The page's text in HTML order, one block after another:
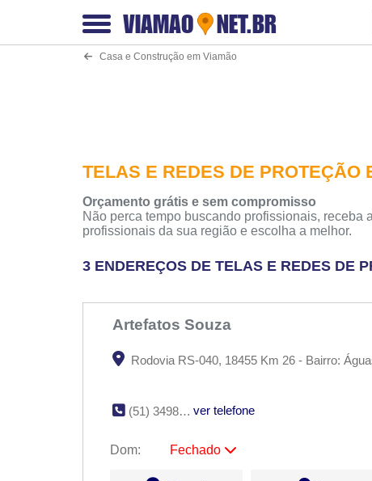
VIAMAO NET.BR
Casa e Construção em Viamão
TELAS E REDES DE PROTEÇÃO
Orçamento grátis e sem compromisso
Não perca tempo buscando profissionais, receba
profissionais da sua região e escolha a melhor.
3 ENDEREÇOS DE TELAS E REDES DE
Artefatos Souza
Rodovia RS-040, 18455 Km 26 - Bairro:
(51) 3498-2507 ver telefone
Dom:
Fechado